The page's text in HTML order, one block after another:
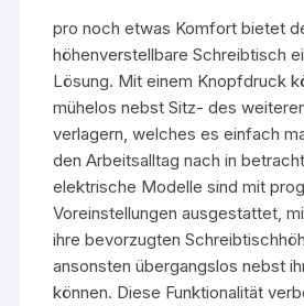
pro noch etwas Komfort bietet
höhenverstellbare Schreibtisch
Lösung. Mit einem Knopfdruck
mühelos nebst Sitz- des
verlagern, welches es einfach
den Arbeitsalltag nach in
elektrische Modelle sind mit
Voreinstellungen ausgestattet,
ihre bevorzugten
ansonsten übergangslos nebst
können. Diese Funktionalität